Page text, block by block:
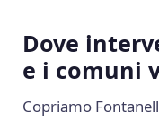
Dove
e i comuni
Copriamo